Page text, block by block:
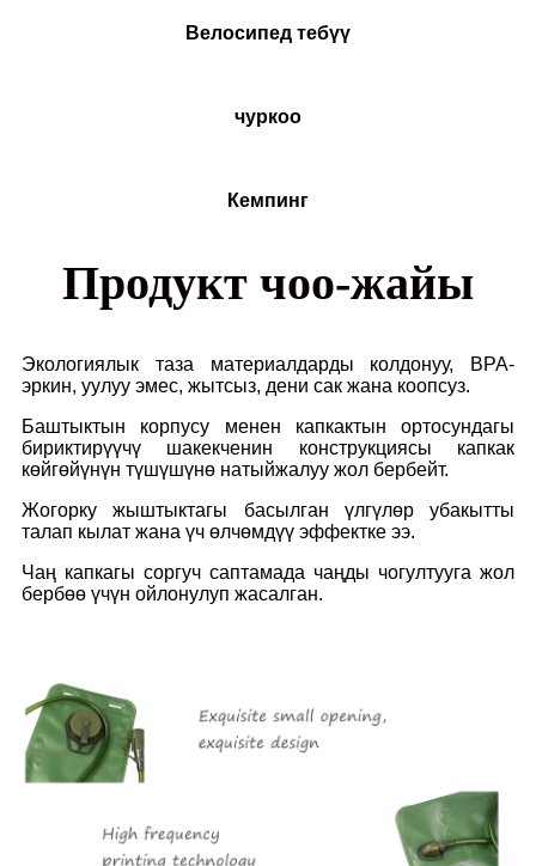
Велосипед тебүү
чуркоо
Кемпинг
Продукт чоо-жайы
Экологиялык таза материалдарды колдонуу, BPA-
эркин, уулуу эмес, жытсыз, дени сак жана коопсуз.
Баштыктын корпусу менен капкактын ортосундагы
бириктирүүчү шакекченин конструкциясы капкак
көйгөйүнүн түшүшүнө натыйжалуу жол бербейт.
Жогорку жыштыктагы басылган үлгүлөр убакытты
талап кылат жана үч өлчөмдүү эффектке ээ.
Чаң капкагы соргуч саптамада чаңды чогултууга жол
бербөө үчүн ойлонулуп жасалган.